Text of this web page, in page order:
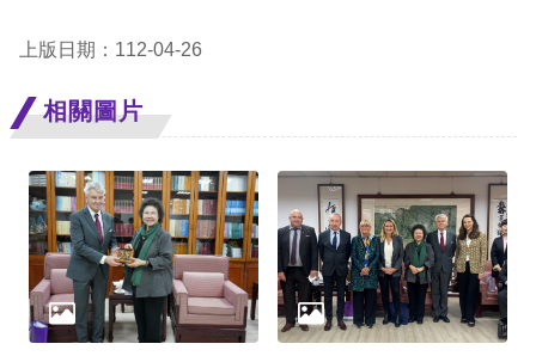
全
策
隱
私
權
保
護
上版日期：112-04-26
相關圖片